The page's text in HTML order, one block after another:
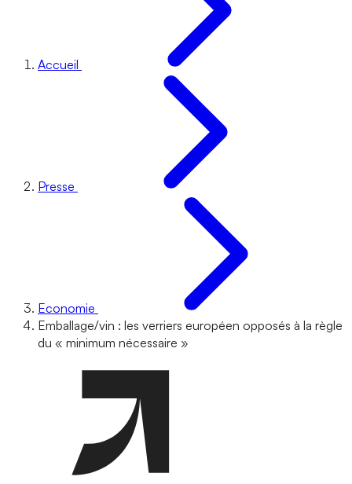
Accueil
Presse
Economie
Emballage/vin : les verriers européen opposés à la règle
du « minimum nécessaire »